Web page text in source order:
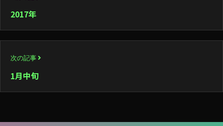
稿
ナ
ビ
ゲ
ー
2017年
次の記事
1月中旬